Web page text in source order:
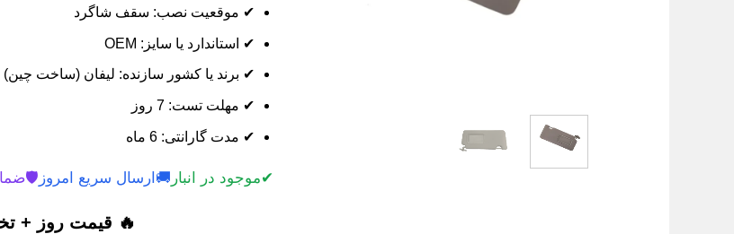
✔ موقعیت نصب: سقف شاگرد
✔ استاندارد یا سایز: OEM
✔ برند یا کشور سازنده: لیفان (ساخت چین)
✔ مهلت تست: 7 روز
✔ مدت گارانتی: 6 ماه
✔موجود در انبار 🚚 ارسال سریع امروز 🛡️
🔥 قیمت روز +